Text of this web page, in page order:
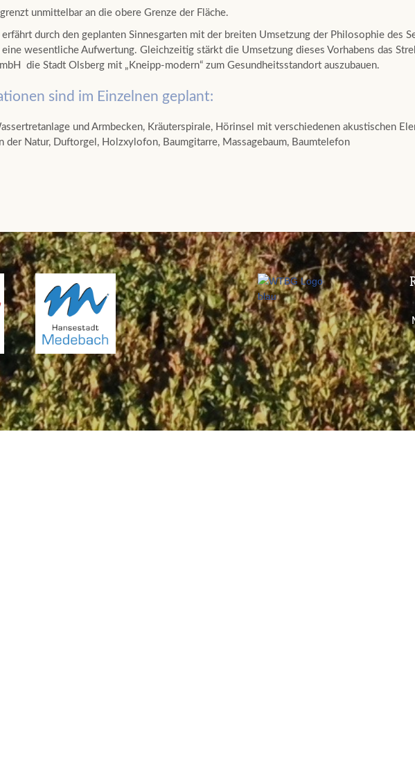
unmittelbar an die obere Grenze der Fläche.
erfährt durch den geplanten Sinnesgarten mit der breiten Umsetzung der Philosophie des
eine wesentliche Aufwertung. Gleichzeitig stärkt die Umsetzung dieses Vorhabens das
die Stadt Olsberg mit „Kneipp-modern“ zum Gesundheitsstandort auszubauen.
sind im Einzelnen geplant:
und Armbecken, Kräuterspirale, Hörinsel mit verschiedenen akustischen
der Natur, Duftorgel, Holzxylofon, Baumgitarre, Massagebaum, Baumtelefon